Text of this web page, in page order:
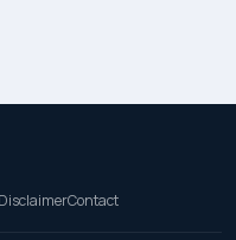
DisclaimerContact